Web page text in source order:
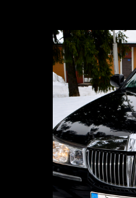
LOHJALLA
Deittisirkus
sinkkubileisiin
pääsee
LIMUSIINILLA
La
5.9.2015